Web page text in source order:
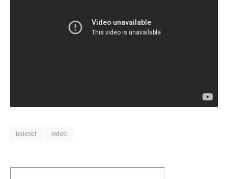
baleset videó